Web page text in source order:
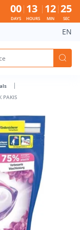
- Bauhof has
00
DAYS
13
HOURS
12
MIN
24
SEC
EN
PAKIS